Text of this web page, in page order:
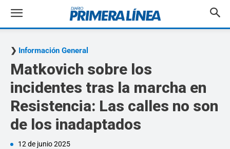
Información General
Matkovich sobre los
incidentes tras la marcha en
Resistencia: Las calles no son
de los inadaptados
12 de junio 2025